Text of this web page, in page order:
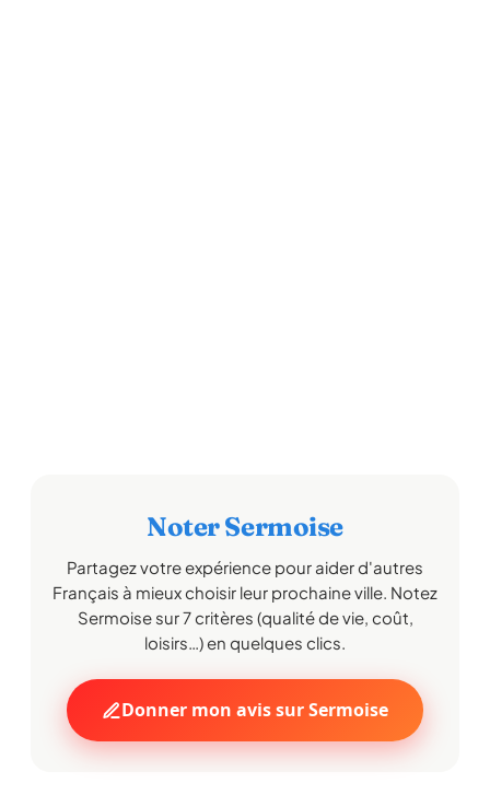
Noter Sermoise
Partagez votre expérience pour aider d'autres
Français à mieux choisir leur prochaine ville. Notez
Sermoise sur 7 critères (qualité de vie, coût,
loisirs…) en quelques clics.
Donner mon avis sur Sermoise